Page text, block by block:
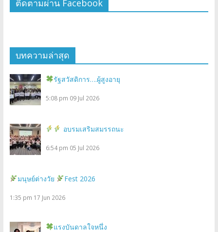
ติดตามผ่าน Facebook
บทความล่าสุด
รัฐสวัสดิการ….ผู้สูงอายุ
5:08 pm 09 Jul 2026
อบรมเสริมสมรรถนะ
6:54 pm 05 Jul 2026
มนุษย์ต่างวัย Fest 2026
1:35 pm 17 Jun 2026
แรงบันดาลใจหนึ่ง